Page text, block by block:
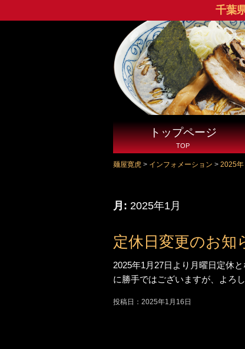
千葉
トップページ
TOP
麺屋寛虎 > インフォメーション > 2025年
月: 2025年1月
定休日変更のお知
2025年1月27日より月曜日定休
に勝手ではございますが、よろ
投稿日：2025年1月16日